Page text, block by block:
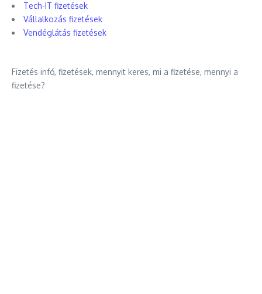
Tech-IT fizetések
Vállalkozás fizetések
Vendéglátás fizetések
Fizetés infó, fizetések, mennyit keres, mi a fizetése, mennyi a
fizetése?